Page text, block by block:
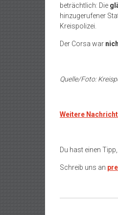
beträchtlich: Die
hinzugerufener
Kreispolizei.
Der Corsa war
Quelle/Foto:
Weitere
Du hast einen
Schreib uns an